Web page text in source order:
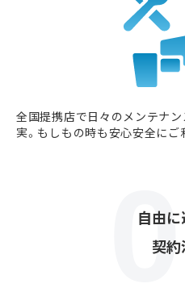
全国提携店で日々のメンテナ
実。もしもの時も安心安全にご
自由
契約